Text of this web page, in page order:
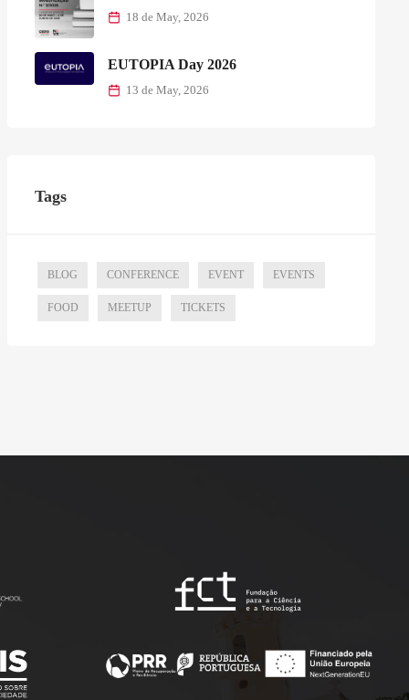
18 de May, 2026
EUTOPIA Day 2026
13 de May, 2026
Tags
BLOG CONFERENCE EVENT EVENTS
FOOD MEETUP TICKETS